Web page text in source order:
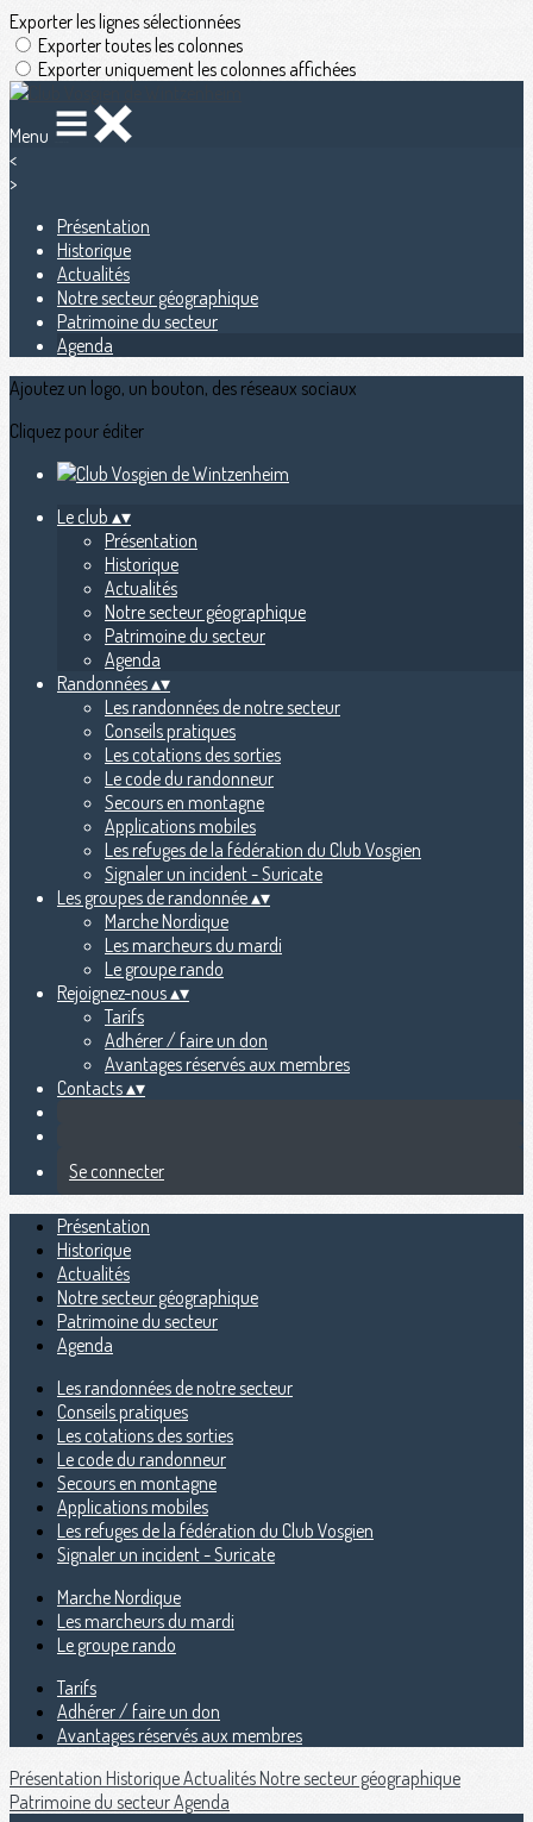
Exporter les lignes sélectionnées
Exporter toutes les colonnes
Exporter uniquement les colonnes affichées
Menu
<
>
Présentation
Historique
Actualités
Notre secteur géographique
Patrimoine du secteur
Agenda
Ajoutez un logo, un bouton, des réseaux sociaux
Cliquez pour éditer
Le club ▴▾
Présentation
Historique
Actualités
Notre secteur géographique
Patrimoine du secteur
Agenda
Randonnées▴▾
Les randonnées de notre secteur
Conseils pratiques
Les cotations des sorties
Le code du randonneur
Secours en montagne
Applications mobiles
Les refuges de la fédération du Club Vosgien
Signaler un incident - Suricate
Les groupes de randonnée▴▾
Marche Nordique
Les marcheurs du mardi
Le groupe rando
Rejoignez-nous▴▾
Tarifs
Adhérer / faire un don
Avantages réservés aux membres
Contacts▴▾
Se connecter
Présentation
Historique
Actualités
Notre secteur géographique
Patrimoine du secteur
Agenda
Les randonnées de notre secteur
Conseils pratiques
Les cotations des sorties
Le code du randonneur
Secours en montagne
Applications mobiles
Les refuges de la fédération du Club Vosgien
Signaler un incident - Suricate
Marche Nordique
Les marcheurs du mardi
Le groupe rando
Tarifs
Adhérer / faire un don
Avantages réservés aux membres
Présentation HistoriqueActualitésNotre secteur géographique
Patrimoine du secteurAgenda